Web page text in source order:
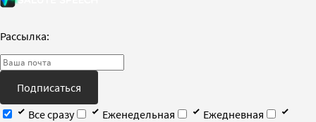
Рассылка:
Подписаться
Все сразу
Еженедельная
Ежедневная